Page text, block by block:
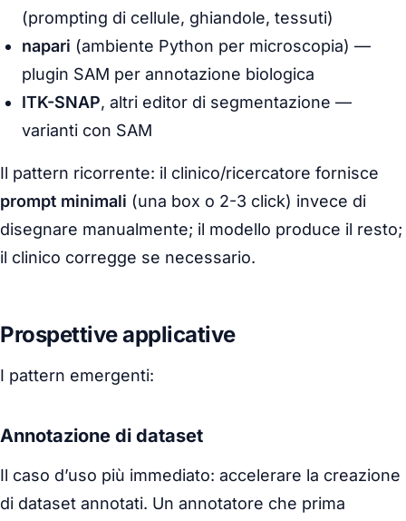
(prompting di cellule, ghiandole, tessuti)
napari (ambiente Python per microscopia) —
plugin SAM per annotazione biologica
ITK-SNAP, altri editor di segmentazione —
varianti con SAM
Il pattern ricorrente: il clinico/ricercatore fornisce
prompt minimali (una box o 2-3 click) invece di
disegnare manualmente; il modello produce il resto;
il clinico corregge se necessario.
Prospettive applicative
I pattern emergenti:
Annotazione di dataset
Il caso d’uso più immediato: accelerare la creazione
di dataset annotati. Un annotatore che prima